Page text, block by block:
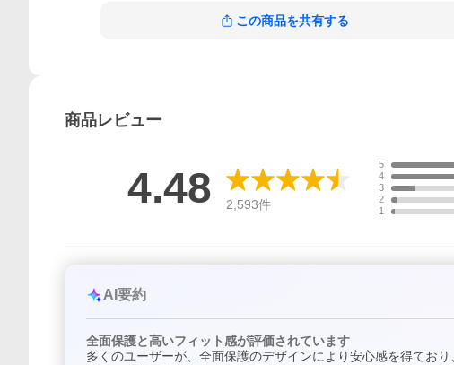
この商品を共有する
商品レビュー
4.48 2,593件
5
4
3
2
1
AI要約
全面保護と高いフィット感が評価されています
多くのユーザーが、全面保護のデザインにより安心感を得てお